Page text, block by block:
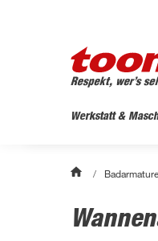
Werkstatt &
/